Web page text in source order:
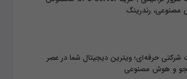
رندرینگ
شرکتی حرفه‌ای؛ ویترین دیجیتال شما در عصر
و هوش مصنوعی